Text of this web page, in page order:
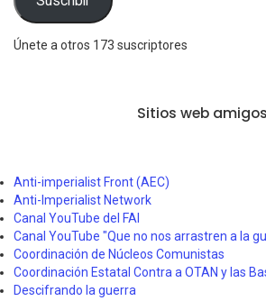
Únete a otros 173 suscriptores
Sitios web amigos
Anti-imperialist Front (AEC)
Anti-Imperialist Network
Canal YouTube del FAI
Canal YouTube "Que no nos arrastren a la
Coordinación de Núcleos Comunistas
Coordinación Estatal Contra a OTAN y las
Descifrando la guerra